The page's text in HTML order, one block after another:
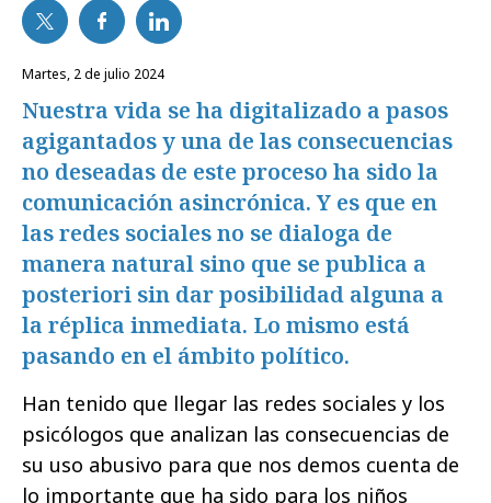
martes, 2 de julio 2024
Nuestra vida se ha digitalizado a pasos
agigantados y una de las consecuencias
no deseadas de este proceso ha sido la
comunicación asincrónica. Y es que en
las redes sociales no se dialoga de
manera natural sino que se publica a
posteriori sin dar posibilidad alguna a
la réplica inmediata. Lo mismo está
pasando en el ámbito político.
Han tenido que llegar las redes sociales y los
psicólogos que analizan las consecuencias de
su uso abusivo para que nos demos cuenta de
lo importante que ha sido para los niños